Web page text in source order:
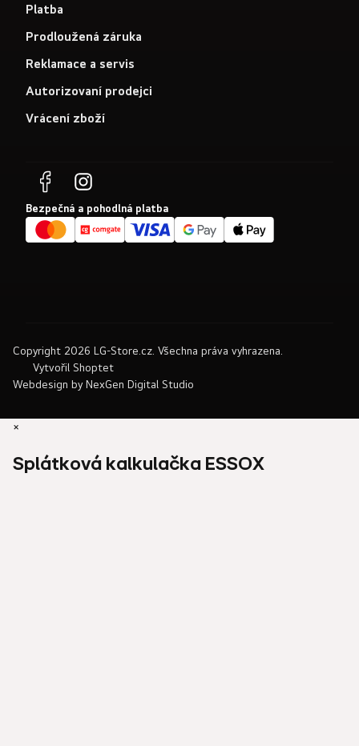
Platba
Prodloužená záruka
Reklamace a servis
Autorizovaní prodejci
Vrácení zboží
Bezpečná a pohodlná platba
Webdesign by NexGen Digital Studio
Vytvořil Shoptet
Copyright 2026 LG-Store.cz . Všechna práva vyhrazena.
×
Splátková kalkulačka ESSOX